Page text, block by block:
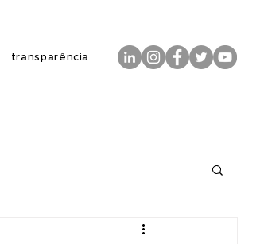
transparência